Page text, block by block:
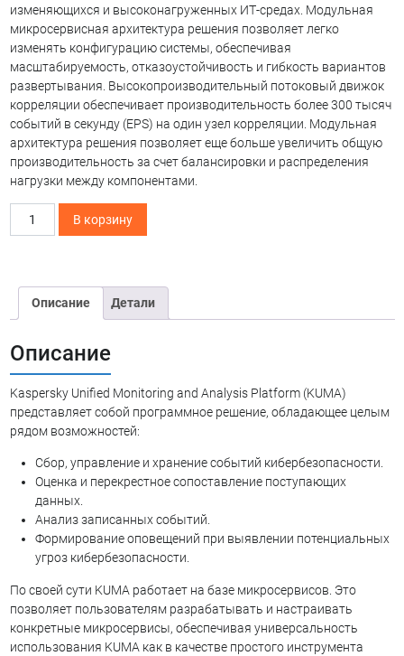
изменяющихся и высоконагруженных ИТ-средах. Модульная
микросервисная архитектура решения позволяет легко
изменять конфигурацию системы, обеспечивая
масштабируемость, отказоустойчивость и гибкость вариантов
развертывания. Высокопроизводительный потоковый движок
корреляции обеспечивает производительность более 300 тысяч
событий в секунду (EPS) на один узел корреляции. Модульная
архитектура решения позволяет еще больше увеличить общую
производительность за счет балансировки и распределения
нагрузки между компонентами.
Количество
Monitoring
Platform
(KUMA)
В корзину
Описание Детали
Описание
Kaspersky Unified Monitoring and Analysis Platform (KUMA)
представляет собой программное решение, обладающее целым
рядом возможностей:
Сбор, управление и хранение событий кибербезопасности.
Оценка и перекрестное сопоставление поступающих
данных.
Анализ записанных событий.
Формирование оповещений при выявлении потенциальных
угроз кибербезопасности.
По своей сути KUMA работает на базе микросервисов. Это
позволяет пользователям разрабатывать и настраивать
конкретные микросервисы, обеспечивая универсальность
использования KUMA как в качестве простого инструмента